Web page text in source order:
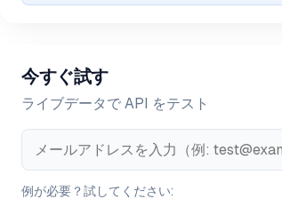
今すぐ試す
ライブデータで API をテスト
例が必要？試してください: